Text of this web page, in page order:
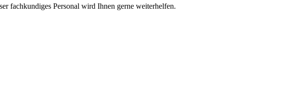
fachkundiges Personal wird Ihnen gerne weiterhelfen.